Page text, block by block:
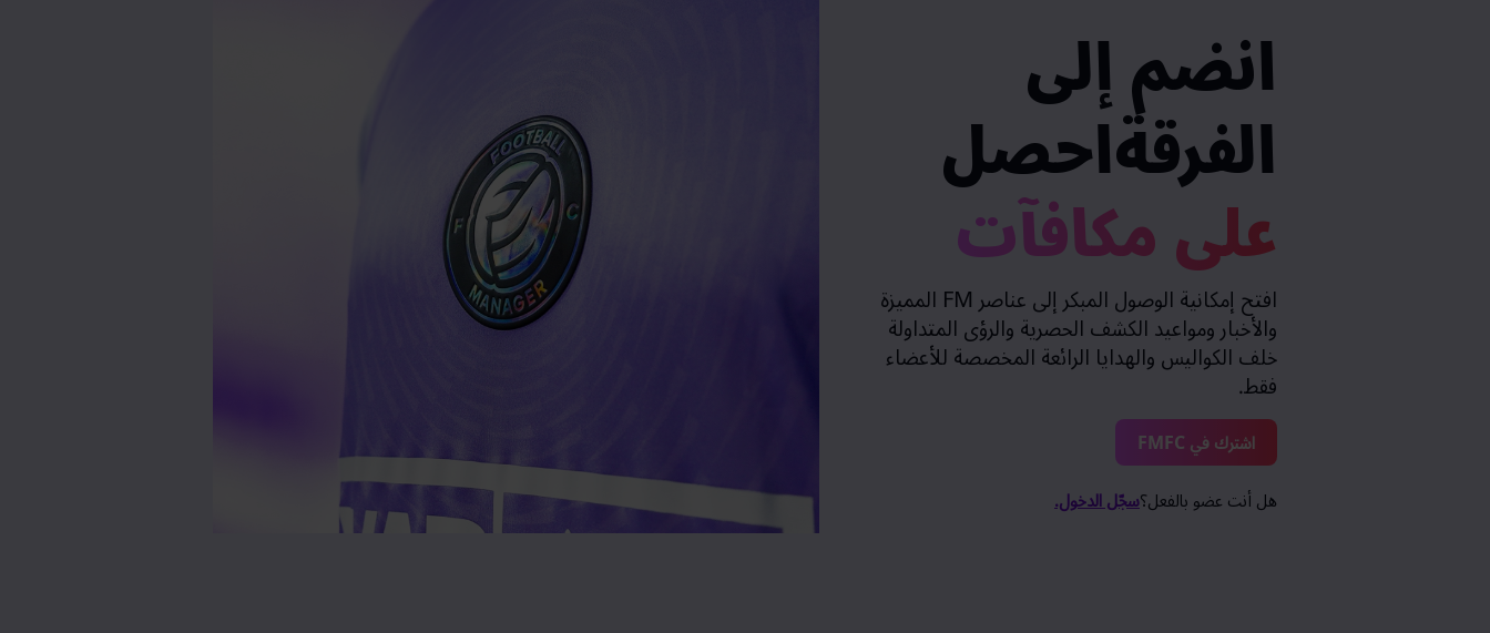
انضم إلى
الفرقةاحصل
على مكافآت افتح إمكانية الوصول المبكر إلى عناصر FM المميزة
والأخبار ومواعيد الكشف الحصرية والرؤى المتداولة
خلف الكواليس والهدايا الرائعة المخصصة للأعضاء
فقط.
اشترك في FMFC
هل أنت عضو بالفعل؟سجّل الدخول.